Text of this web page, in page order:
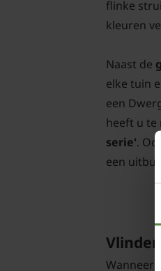
flinke
kleuren
Naast de
elke tuin
een
heeft u te
serie'.
een
Wanneer